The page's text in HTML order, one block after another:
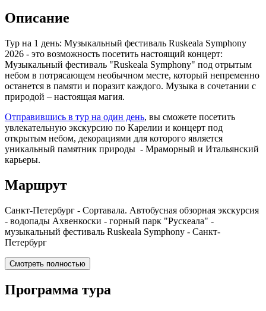
Описание
Тур на 1 день: Музыкальный фестиваль Ruskeala Symphony
2026 - это возможность посетить настоящий концерт:
Музыкальный фестиваль "Ruskeala Symphony" под отрытым
небом в потрясающем необычном месте, который непременно
останется в памяти и поразит каждого. Музыка в сочетании с
природой – настоящая магия.
Отправившись в тур на один день, вы сможете посетить
увлекательную экскурсию по Карелии и концерт под
открытым небом, декорациями для которого является
уникальный памятник природы - Мраморный и Итальянский
карьеры.
Маршрут
Санкт-Петербург - Сортавала. Автобусная обзорная экскурсия
- водопады Ахвенкоски - горный парк "Рускеала" -
музыкальный фестиваль Ruskeala Symphony - Санкт-
Петербург
Смотреть полностью
Программа тура